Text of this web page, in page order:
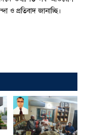
ও প্রতিবাদ জানাচ্ছি।